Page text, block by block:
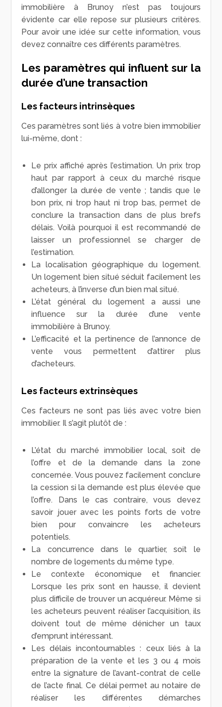
immobilière à Brunoy n’est pas toujours
évidente car elle repose sur plusieurs critères.
Pour avoir une idée sur cette information, vous
devez connaître ces différents paramètres.
Les paramètres qui influent sur la
durée d’une transaction
Les facteurs intrinsèques
Ces paramètres sont liés à votre bien immobilier
lui-même, dont :
Le prix affiché après l’estimation. Un prix trop
haut par rapport à ceux du marché risque
d’allonger la durée de vente ; tandis que le
bon prix, ni trop haut ni trop bas, permet de
conclure la transaction dans de plus brefs
délais. Voilà pourquoi il est recommandé de
laisser un professionnel se charger de
l’estimation.
La localisation géographique du logement.
Un logement bien situé séduit facilement les
acheteurs, à l’inverse d’un bien mal situé.
L’état général du logement a aussi une
influence sur la durée d’une vente
immobilière à Brunoy.
L’efficacité et la pertinence de l’annonce de
vente vous permettent d’attirer plus
d’acheteurs.
Les facteurs extrinsèques
Ces facteurs ne sont pas liés avec votre bien
immobilier. Il s’agit plutôt de :
L’état du marché immobilier local, soit de
l’offre et de la demande dans la zone
concernée. Vous pouvez facilement conclure
la cession si la demande est plus élevée que
l’offre. Dans le cas contraire, vous devez
savoir jouer avec les points forts de votre
bien pour convaincre les acheteurs
potentiels.
La concurrence dans le quartier, soit le
nombre de logements du même type.
Le contexte économique et financier.
Lorsque les prix sont en hausse, il devient
plus difficile de trouver un acquéreur. Même si
les acheteurs peuvent réaliser l’acquisition, ils
doivent tout de même dénicher un taux
d’emprunt intéressant.
Les délais incontournables : ceux liés à la
préparation de la vente et les 3 ou 4 mois
entre la signature de l’avant-contrat de celle
de l’acte final. Ce délai permet au notaire de
réaliser les différentes démarches